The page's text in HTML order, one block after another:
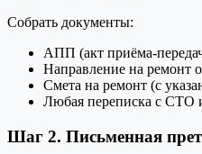
Собрать документы:
АПП (акт приёма-
Направление на ремонт
Смета на ремонт (с
Любая переписка с СТО
Шаг 2. Письменная